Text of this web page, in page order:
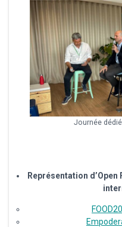
Journée
Représentation